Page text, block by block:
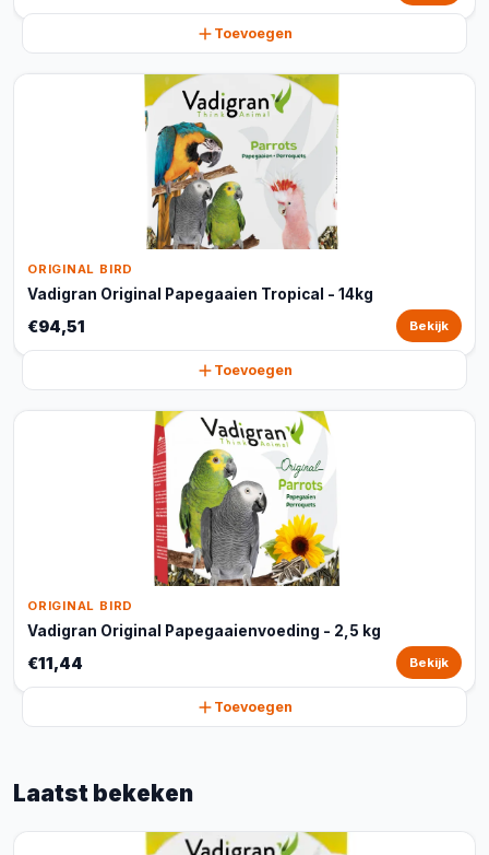
Toevoegen
ORIGINAL BIRD
Vadigran Original Papegaaien Tropical - 14kg
€94,51 Bekijk
Toevoegen
ORIGINAL BIRD
Vadigran Original Papegaaienvoeding - 2,5 kg
€11,44 Bekijk
Toevoegen
Laatst bekeken